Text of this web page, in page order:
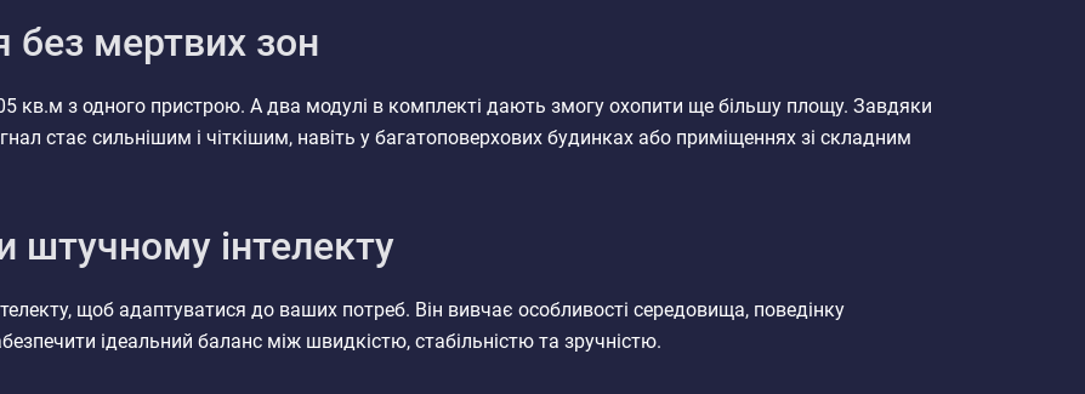
мертвих зон
кв.м з одного пристрою. А два модулі в комплекті дають змогу охопити ще більшу площу. Завдяки
стає сильнішим і чіткішим, навіть у багатоповерхових будинках або приміщеннях зі складним
штучному інтелекту
щоб адаптуватися до ваших потреб. Він вивчає особливості середовища, поведінку
ідеальний баланс між швидкістю, стабільністю та зручністю.